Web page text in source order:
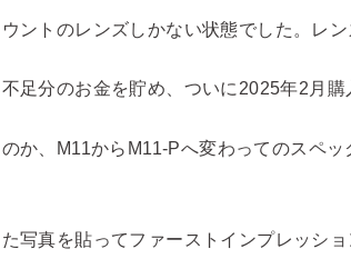
ントのレンズしかない状態でした。レ
足分のお金を貯め、ついに2025年2月購
か、M11からM11-Pへ変わってのスペ
写真を貼ってファーストインプレッシ